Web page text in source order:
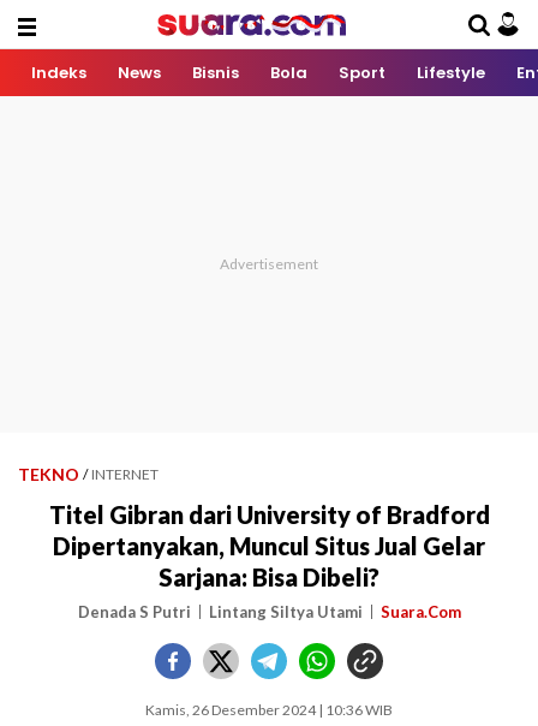
Indeks News Bisnis Bola Sport Lifestyle
TEKNO / INTERNET
Titel Gibran dari University of Bradford
Dipertanyakan, Muncul Situs Jual Gelar
Sarjana: Bisa Dibeli?
Denada S Putri Lintang Siltya Utami Suara.Com
Kamis, 26 Desember 2024 | 10:36 WIB